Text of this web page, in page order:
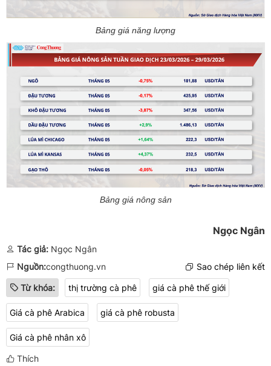
Bảng giá năng lượng
Bảng giá nông sản
Ngọc Ngân
Tác giả: Ngọc Ngân
Nguồn:congthuong.vn Sao chép liên kết
Từ khóa: thị trường cà phê giá cà phê thế giới
Giá cà phê Arabica giá cà phê robusta
Giá cà phê nhân xô
Thích